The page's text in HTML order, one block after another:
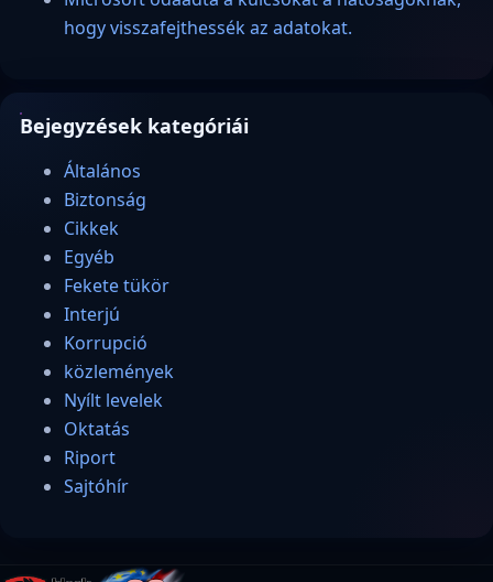
hogy visszafejthessék az adatokat.
Bejegyzések kategóriái
Általános
Biztonság
Cikkek
Egyéb
Fekete tükör
Interjú
Korrupció
közlemények
Nyílt levelek
Oktatás
Riport
Sajtóhír